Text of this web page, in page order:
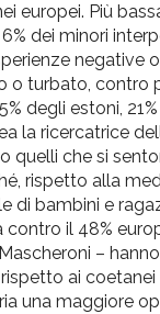
europei. Più
dei minori
negative
o turbato, contro
degli estoni,
la ricercatrice
quelli che si
rispetto alla
di bambini e
contro il 48%
–
ai coetanei
una maggiore